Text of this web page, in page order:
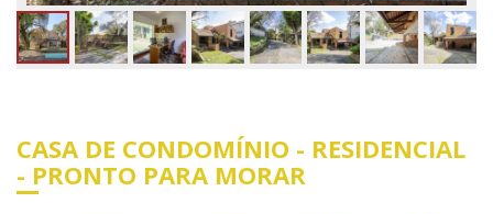
CASA DE CONDOMÍNIO - RESIDENCIAL
- PRONTO PARA MORAR